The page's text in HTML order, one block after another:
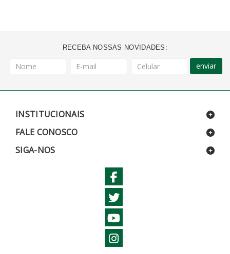
RECEBA NOSSAS NOVIDADES:
enviar
INSTITUCIONAIS
FALE CONOSCO
SIGA-NOS